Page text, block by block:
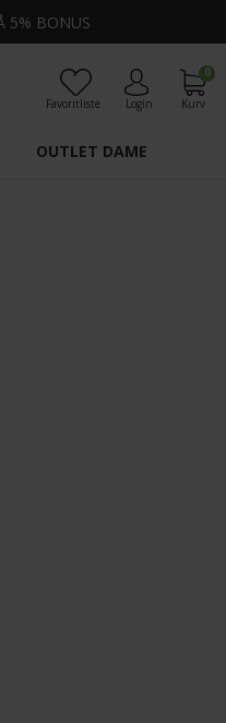
5% BONUS
Kurv
0
Login
Favoritliste
OUTLET DAME